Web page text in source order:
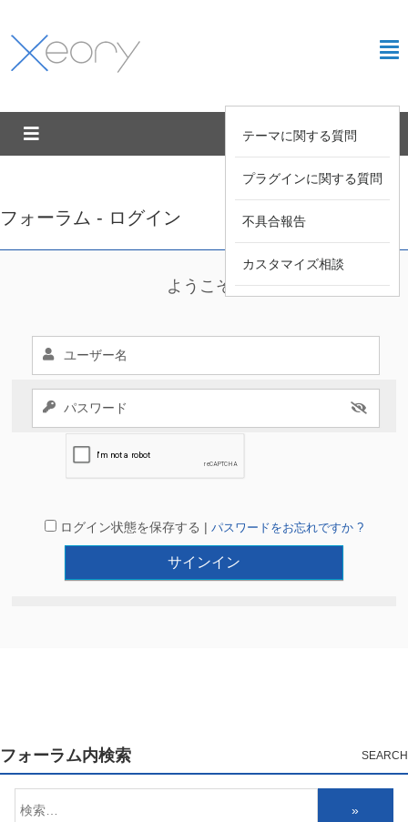
テーマに関する質問
プラグインに関する質問
不具合報告
カスタマイズ相談
フォーラム - ログイン
ようこそ !
ログイン状態を保存する | パスワードをお忘れですか ?
フォーラム内検索